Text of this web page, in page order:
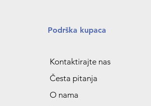
Podrška kupaca
Kontaktirajte nas
Česta pitanja
O nama